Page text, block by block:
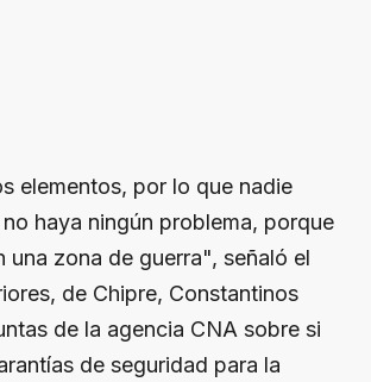
elementos, por lo que nadie
haya ningún problema, porque
una zona de guerra", señaló el
de Chipre, Constantinos
de la agencia CNA sobre si
de seguridad para la